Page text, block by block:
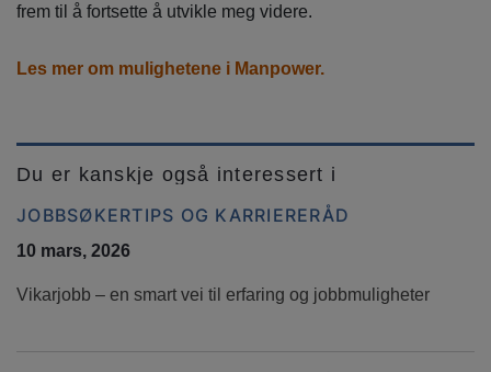
frem til å fortsette å utvikle meg videre.
Les mer om mulighetene i Manpower.
Du er kanskje også interessert i
JOBBSØKERTIPS OG KARRIERERÅD
10 mars, 2026
Vikarjobb – en smart vei til erfaring og jobbmuligheter